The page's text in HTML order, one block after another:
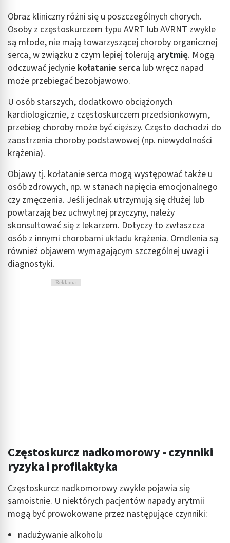
Obraz kliniczny różni się u poszczególnych chorych.
Osoby z częstoskurczem typu AVRT lub AVRNT zwykle
są młode, nie mają towarzyszącej choroby organicznej
serca, w związku z czym lepiej tolerują arytmię. Mogą
odczuwać jedynie kołatanie serca lub wręcz napad
może przebiegać bezobjawowo.
U osób starszych, dodatkowo obciążonych
kardiologicznie, z częstoskurczem przedsionkowym,
przebieg choroby może być cięższy. Często dochodzi do
zaostrzenia choroby podstawowej (np. niewydolności
krążenia).
Objawy tj. kołatanie serca mogą występować także u
osób zdrowych, np. w stanach napięcia emocjonalnego
czy zmęczenia. Jeśli jednak utrzymują się dłużej lub
powtarzają bez uchwytnej przyczyny, należy
skonsultować się z lekarzem. Dotyczy to zwłaszcza
osób z innymi chorobami układu krążenia. Omdlenia są
również objawem wymagającym szczególnej uwagi i
diagnostyki.
Reklama
Częstoskurcz nadkomorowy - czynniki
ryzyka i profilaktyka
Częstoskurcz nadkomorowy zwykle pojawia się
samoistnie. U niektórych pacjentów napady arytmii
mogą być prowokowane przez następujące czynniki:
nadużywanie alkoholu